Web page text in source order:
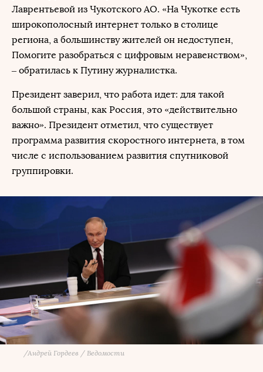
Лаврентьевой из Чукотского АО. «На Чукотке есть
широкополосный интернет только в столице
региона, а большинству жителей он недоступен,
Помогите разобраться с цифровым неравенством»,
– обратилась к Путину журналистка.
Президент заверил, что работа идет: для такой
большой страны, как Россия, это «действительно
важно». Президент отметил, что существует
программа развития скоростного интернета, в том
числе с использованием развития спутниковой
группировки.
/Андрей Гордеев / Ведомости